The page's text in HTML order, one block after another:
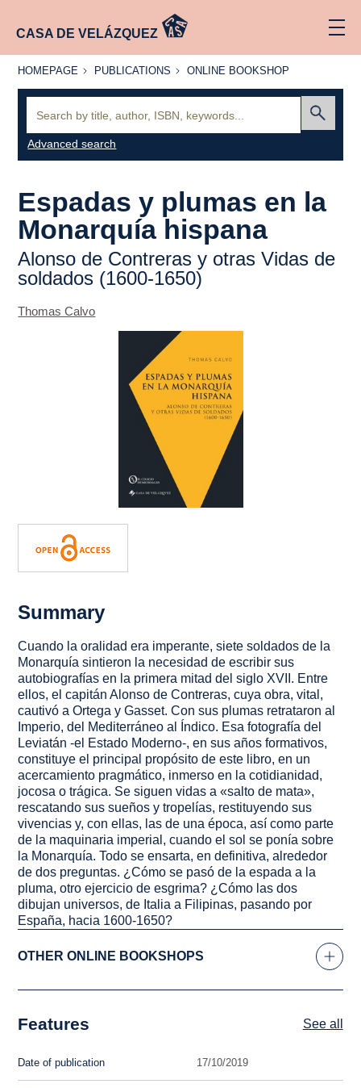
CASA DE VELÁZQUEZ
HOMEPAGE
HOMEPAGE PUBLICATIONS
PUBLICATIONS
ONLINE
ONLINE BOOKSHOP
Advanced search
Espadas y plumas en la
Monarquía hispana
Alonso de Contreras y otrasVidas de
soldados (1600-1650)
Thomas Calvo
Summary
Cuando la oralidad era imperante, siete soldados de la
Monarquía sintieron la necesidad de escribir sus
autobiografías en la primera mitad del siglo XVII. Entre
ellos, el capitán Alonso de Contreras, cuya obra, vital,
cautivó a Ortega y Gasset. Con sus plumas retrataron al
Imperio, del Mediterráneo al Índico. Esa fotografía del
Leviatán -el Estado Moderno-, en sus años formativos,
constituye el principal propósito de este libro, en un
acercamiento pragmático, inmerso en la cotidianidad,
jocosa o trágica. Se siguen vidas a «salto de mata»,
rescatando sus sueños y tropelías, restituyendo sus
vivencias y, con ellas, las de una época, así como parte
de la maquinaria imperial, cuando el sol se ponía sobre
la Monarquía. Todo se ensarta, en definitiva, alrededor
de dos preguntas. ¿Cómo se pasó de la espada a la
pluma, otro ejercicio de esgrima? ¿Cómo las dos
dibujan universos, de Italia a Filipinas, pasando por
España, hacia 1600-1650?
OTHER ONLINE BOOKSHOPS
Features See all
Date of publication 17/10/2019